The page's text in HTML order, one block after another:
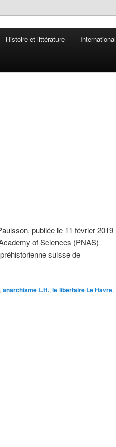
Histoire et littérature International
publiée le 11 février 2019
of Sciences (PNAS)
suisse de
, anarchisme L.H., le libertaire Le Havre,